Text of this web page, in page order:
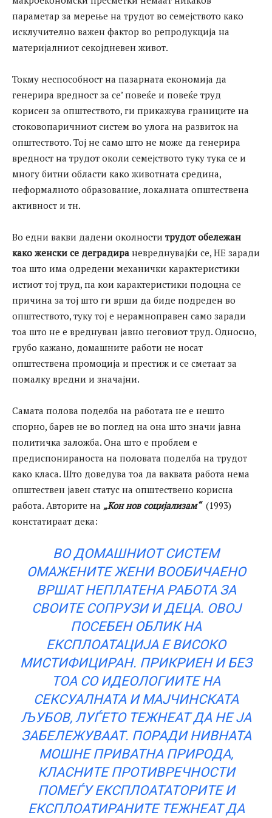
параметар за мерење на трудот во семејството како
исклучително важен фактор во репродукција на
материјалниот секојдневен живот.
Токму неспособност на пазарната економија да
генерира вредност за се’ повеќе и повеќе труд
корисен за општеството, ги прикажува границите на
стоковопаричниот систем во улога на развиток на
општеството. Тој не само што не може да генерира
вредност на трудот околи семејството туку тука се и
многу битни области како животната средина,
неформалното образование, локалната општествена
активност и тн.
Во едни вакви дадени околности трудот обележан
како женски се деградира невреднувајќи се, НЕ заради
тоа што има одредени механички карактеристики
истиот тој труд, па кои карактеристики подоцна се
причина за тој што ги врши да биде подреден во
општеството, туку тој е нерамноправен само заради
тоа што не е вреднуван јавно неговиот труд. Односно,
грубо кажано, домашните работи не носат
општествена промоција и престиж и се сметаат за
помалку вредни и значајни.
Самата полова поделба на работата не е нешто
спорно, барев не во поглед на она што значи јавна
политичка заложба. Она што е проблем е
предиспонираноста на половата поделба на трудот
како класа. Што доведува тоа да ваквата работа нема
општествен јавен статус на општествено корисна
работа. Авторите на „Кон нов социјализам“(1993)
констатираат дека:
ВО ДОМАШНИОТ СИСТЕМ
ОМАЖЕНИТЕ ЖЕНИ ВООБИЧАЕНО
ВРШАТ НЕПЛАТЕНА РАБОТА ЗА
СВОИТЕ СОПРУЗИ И ДЕЦА. ОВОЈ
ПОСЕБЕН ОБЛИК НА
ЕКСПЛОАТАЦИЈА Е ВИСОКО
МИСТИФИЦИРАН. ПРИКРИЕН И БЕЗ
ТОА СО ИДЕОЛОГИИТЕ НА
СЕКСУАЛНАТА И МАЈЧИНСКАТА
ЉУБОВ, ЛУЃЕТО ТЕЖНЕАТ ДА НЕ ЈА
ЗАБЕЛЕЖУВААТ. ПОРАДИ НИВНАТА
МОШНЕ ПРИВАТНА ПРИРОДА,
КЛАСНИТЕ ПРОТИВРЕЧНОСТИ
ПОМЕЃУ ЕКСПЛОАТАТОРИТЕ И
ЕКСПЛОАТИРАНИТЕ ТЕЖНЕАТ ДА